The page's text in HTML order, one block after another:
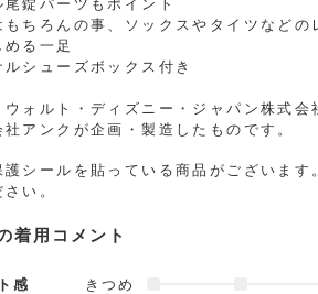
尾錠パーツもポイント
もちろんの事、ソックスやタイツなど
る一足
ルシューズボックス付き
ウォルト・ディズニー・ジャパン株式会
社アンクが企画・製造したものです。
シールを貼っている商品がございます
い。
着用コメント
感 きつめ